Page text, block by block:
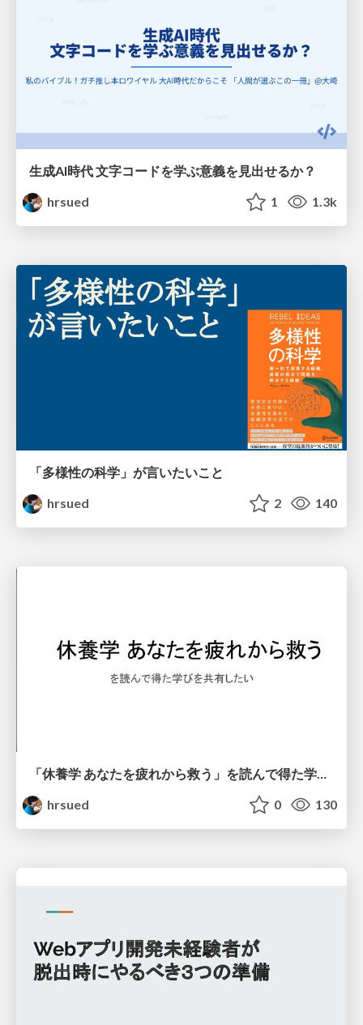
生成AI時代 文字コードを学ぶ意義を見出せるか？
hrsued
1 1.3k
「多様性の科学」が言いたいこと
hrsued
2 140
「休養学 あなたを疲れから救う」を読んで得た学びを共有したい
hrsued
0 130